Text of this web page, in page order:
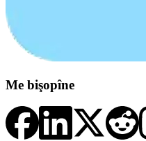
Me bişopîne